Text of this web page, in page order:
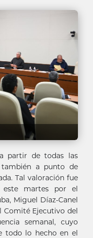
partir de todas las
a punto de
Tal valoración fue
martes por el
Miguel Díaz-Canel
Comité Ejecutivo del
semanal, cuyo
todo lo hecho en el